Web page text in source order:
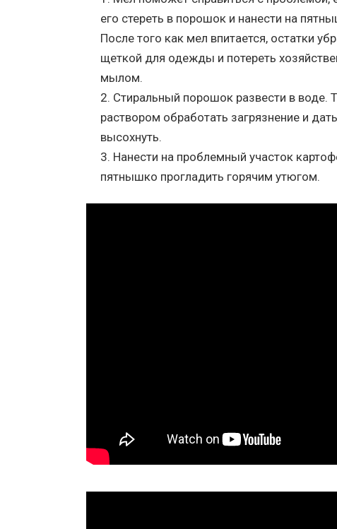
его стереть в порошок и нанести на
После того как мел впитается, остатки
щеткой для одежды и потереть
мылом.
Стиральный порошок развести в воде.
раствором обработать загрязнение и
высохнуть.
Нанести на проблемный участок
пятнышко прогладить горячим утюгом.